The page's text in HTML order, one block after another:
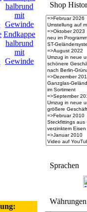
Endkappe
halbrund
mit
Gewinde
Shop
Spra­chen
Wäh­run­gen